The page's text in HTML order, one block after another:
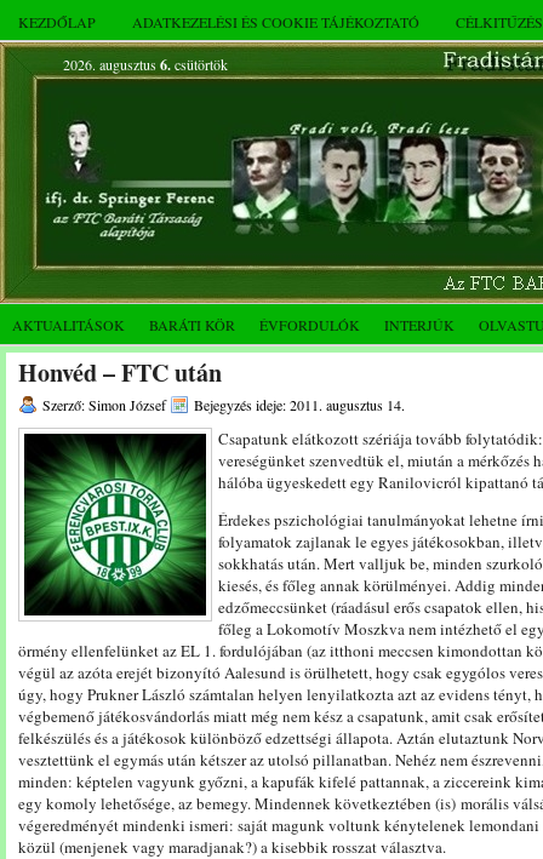
KEZDŐLAP ADATKEZELÉSI ÉS COOKIE TÁJÉKOZTATÓ
2026. augusztus 6.csütörtök
AKTUALITÁSOK BARÁTI KÖR ÉVFORDULÓK INTERJÚK
Honvéd – FTC után
Szerző: Simon József Bejegyzés ideje: 2011. augusztus 14.
Csapatunk elátkozott szériája tovább
vereségünket szenvedtük el, miután a mérkőzés
hálóba ügyeskedett egy Ranilovicról kipattanó
Érdekes pszichológiai tanulmányokat lehetne
folyamatok zajlanak le egyes játékosokban,
sokkhatás után. Mert valljuk be, minden
kiesés, és főleg annak körülményei. Addig
edzőmeccsünket (ráadásul erős csapatok ellen,
főleg a Lokomotív Moszkva nem intézhető el
örmény ellenfelünket az EL 1. fordulójában (az itthoni meccsen kimondottan
végül az azóta erejét bizonyító Aalesund is örülhetett, hogy csak egygólos
úgy, hogy Prukner László számtalan helyen lenyilatkozta azt az evidens tényt,
végbemenő játékosvándorlás miatt még nem kész a csapatunk, amit csak
felkészülés és a játékosok különböző edzettségi állapota. Aztán elutaztunk
vesztettünk el egymás után kétszer az utolsó pillanatban. Nehéz nem
minden: képtelen vagyunk győzni, a kapufák kifelé pattannak, a ziccereink
egy komoly lehetősége, az bemegy. Mindennek következtében (is) morális
végeredményét mindenki ismeri: saját magunk voltunk kénytelenek
közül (menjenek vagy maradjanak?) a kisebbik rosszat választva.